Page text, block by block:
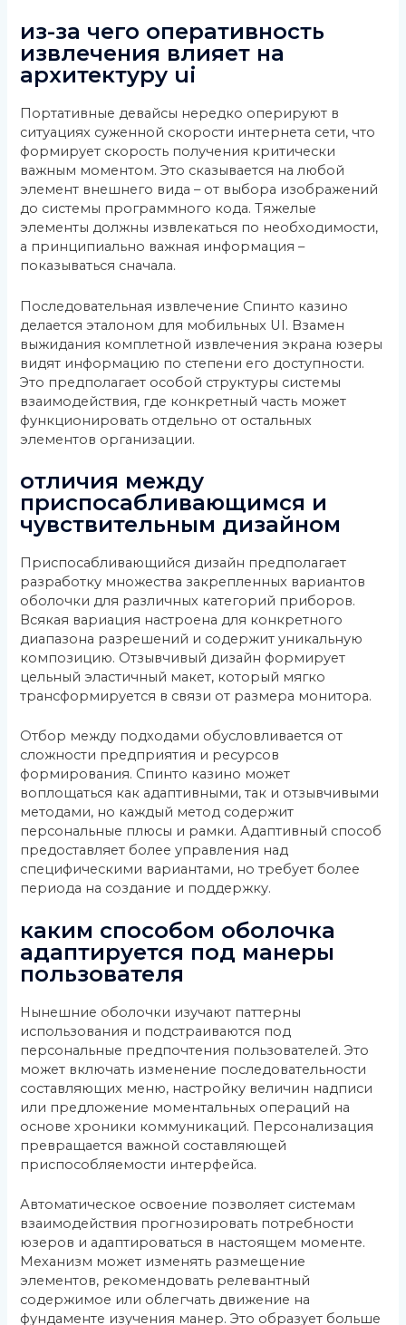
из-за чего оперативность
извлечения влияет на
архитектуру ui
Портативные девайсы нередко оперируют в
ситуациях суженной скорости интернета сети, что
формирует скорость получения критически
важным моментом. Это сказывается на любой
элемент внешнего вида – от выбора изображений
до системы программного кода. Тяжелые
элементы должны извлекаться по необходимости,
а принципиально важная информация –
показываться сначала.
Последовательная извлечение Спинто казино
делается эталоном для мобильных UI. Взамен
выжидания комплетной извлечения экрана юзеры
видят информацию по степени его доступности.
Это предполагает особой структуры системы
взаимодействия, где конкретный часть может
функционировать отдельно от остальных
элементов организации.
отличия между
приспосабливающимся и
чувствительным дизайном
Приспосабливающийся дизайн предполагает
разработку множества закрепленных вариантов
оболочки для различных категорий приборов.
Всякая вариация настроена для конкретного
диапазона разрешений и содержит уникальную
композицию. Отзывчивый дизайн формирует
цельный эластичный макет, который мягко
трансформируется в связи от размера монитора.
Отбор между подходами обусловливается от
сложности предприятия и ресурсов
формирования. Спинто казино может
воплощаться как адаптивными, так и отзывчивыми
методами, но каждый метод содержит
персональные плюсы и рамки. Адаптивный способ
предоставляет более управления над
специфическими вариантами, но требует более
периода на создание и поддержку.
каким способом оболочка
адаптируется под манеры
пользователя
Нынешние оболочки изучают паттерны
использования и подстраиваются под
персональные предпочтения пользователей. Это
может включать изменение последовательности
составляющих меню, настройку величин надписи
или предложение моментальных операций на
основе хроники коммуникаций. Персонализация
превращается важной составляющей
приспособляемости интерфейса.
Автоматическое освоение позволяет системам
взаимодействия прогнозировать потребности
юзеров и адаптироваться в настоящем моменте.
Механизм может изменять размещение
элементов, рекомендовать релевантный
содержимое или облегчать движение на
фундаменте изучения манер. Это образует больше